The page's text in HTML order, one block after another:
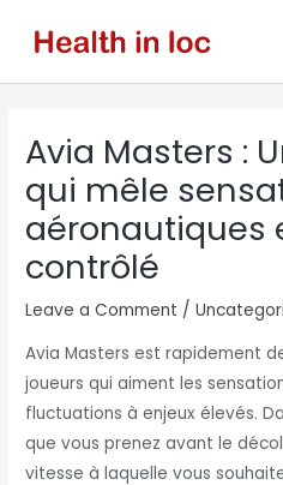
Avia Masters :
qui mêle
aéronautiques
contrôlé
Leave a Comment /
Avia Masters est rapidement
joueurs qui aiment les
fluctuations à enjeux élevés.
que vous prenez avant le
vitesse à laquelle vous
navigation